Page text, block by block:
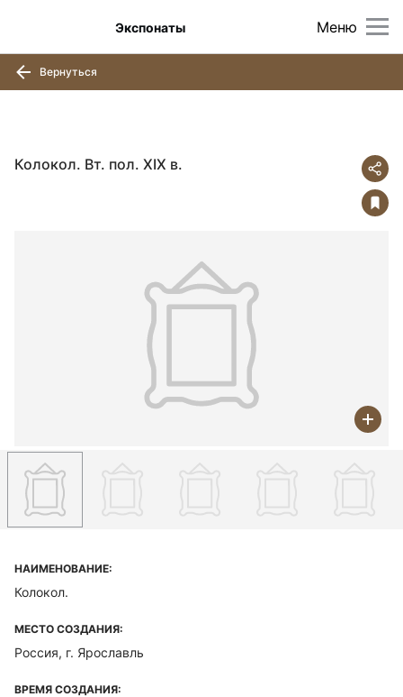
Меню
Экспонаты
Вернуться
Колокол. Вт. пол. ХIХ в.
НАИМЕНОВАНИЕ:
Колокол.
МЕСТО СОЗДАНИЯ:
Россия, г. Ярославль
ВРЕМЯ СОЗДАНИЯ: